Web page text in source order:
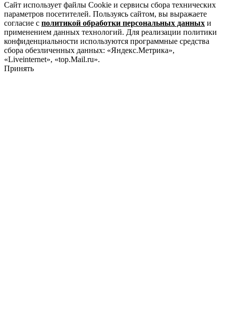
Сайт использует файлы Cookie и сервисы сбора технических
параметров посетителей. Пользуясь сайтом, вы выражаете
согласие с политикой обработки персональных данных и
применением данных технологий. Для реализации политики
конфиденциальности используются программные средства
сбора обезличенных данных: «Яндекс.Метрика»,
«Liveinternet», «top.Mail.ru».
Принять